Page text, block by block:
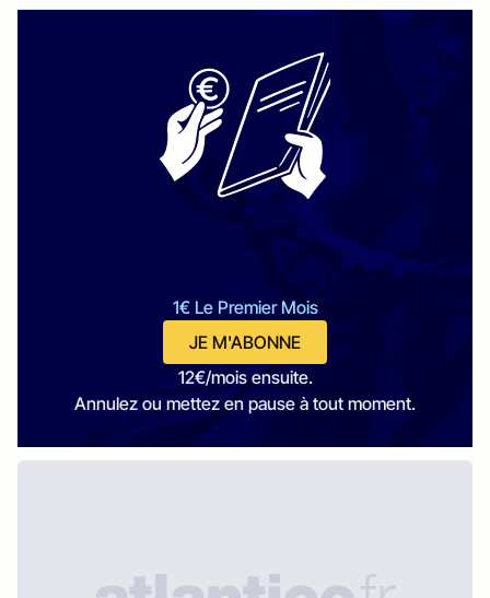
1€ Le Premier Mois
JE M'ABONNE
12€/mois ensuite.
Annulez ou mettez en pause à tout moment.